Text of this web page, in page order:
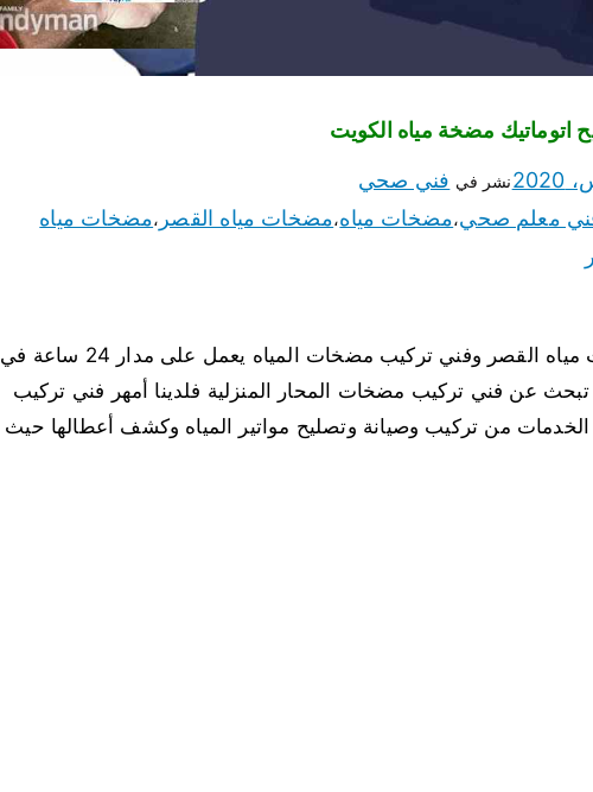
نشر في فني صحي
معلم صحي،مضخات مياه،مضخات مياه القصر ،مضخات مياه
مضخات مياه القصر لدينا أفضل مضخات مياه القصر وفني تركيب مضخات المياه يعمل على مدار 24 ساعة في
عن فني تركيب مضخات المحار المنزلية فلدينا أمهر فني تركيب
الخدمات من تركيب وصيانة وتصليح مواتير المياه وكشف أعطالها حيث